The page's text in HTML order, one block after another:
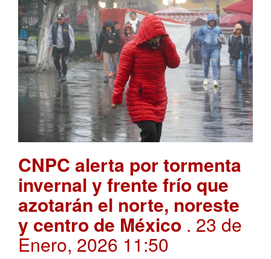
CNPC alerta por tormenta
invernal y frente frío que
azotarán el norte, noreste
y centro de México . 23 de
Enero, 2026 11:50